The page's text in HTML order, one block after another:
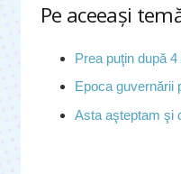
Pe aceeaşi
Prea puţin după 4
Epoca guvernării
Asta aşteptam şi